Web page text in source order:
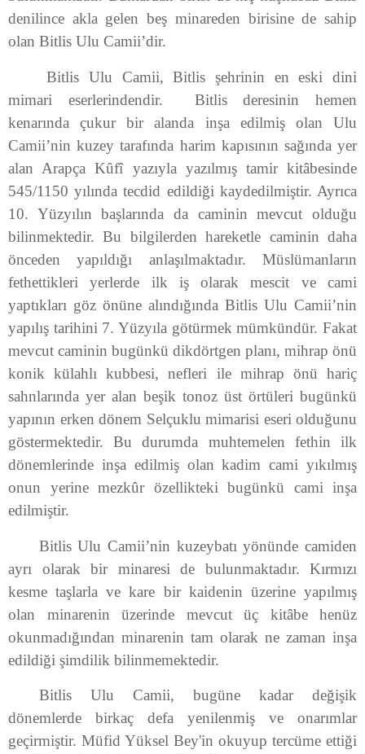
denilince akla gelen beş minareden birisine de sahip
olan Bitlis Ulu Camii’dir.
Bitlis Ulu Camii, Bitlis şehrinin en eski dini
mimari eserlerindendir.
Bitlis deresinin hemen
kenarında çukur bir alanda inşa edilmiş olan Ulu
Camii’nin kuzey tarafında harim kapısının sağında yer
alan Arapça Kȗfî yazıyla yazılmış tamir kitâbesinde
545/1150 yılında tecdid edildiği kaydedilmiştir. Ayrıca
10. Yüzyılın başlarında da caminin mevcut olduğu
bilinmektedir. Bu bilgilerden hareketle caminin daha
önceden yapıldığı anlaşılmaktadır. Müslümanların
fethettikleri yerlerde ilk iş olarak mescit ve cami
yaptıkları göz önüne alındığında Bitlis Ulu Camii’nin
yapılış tarihini 7. Yüzyıla götürmek mümkündür. Fakat
mevcut caminin bugünkü dikdörtgen planı, mihrap önü
konik külahlı kubbesi, nefleri ile mihrap önü hariç
sahnlarında yer alan beşik tonoz üst örtüleri bugünkü
yapının erken dönem Selçuklu mimarisi eseri olduğunu
göstermektedir. Bu durumda muhtemelen fethin ilk
dönemlerinde inşa edilmiş olan kadim cami yıkılmış
onun yerine mezkûr özellikteki bugünkü cami inşa
edilmiştir.
Bitlis Ulu Camii’nin kuzeybatı yönünde camiden
ayrı olarak bir minaresi de bulunmaktadır. Kırmızı
kesme taşlarla ve kare bir kaidenin üzerine yapılmış
olan minarenin üzerinde mevcut üç kitâbe henüz
okunmadığından minarenin tam olarak ne zaman inşa
edildiği şimdilik bilinmemektedir.
Bitlis Ulu Camii, bugüne kadar değişik
dönemlerde birkaç defa yenilenmiş ve onarımlar
geçirmiştir. Müfid Yüksel Bey'in okuyup tercüme ettiği